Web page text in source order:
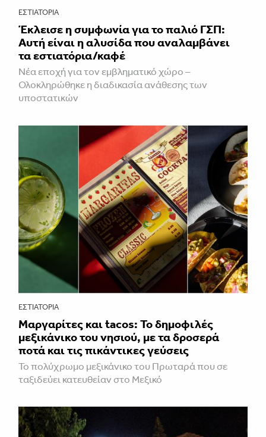
ΕΣΤΙΑΤΌΡΙΑ
Έκλεισε η συμφωνία για το παλιό ΓΣΠ:
Αυτή είναι η αλυσίδα που αναλαμβάνει
τα εστιατόρια/καφέ
Νέα εποχή για τον εμβληματικό χώρο –
Ολοκληρώθηκε η διαδικασία ανάθεσης των
υποστατικών
ΕΣΤΙΑΤΌΡΙΑ
Μαργαρίτες και tacos: Το δημοφιλές
μεξικάνικο του νησιού, με τα δροσερά
ποτά και τις πικάντικες γεύσεις
Το πολύχρωμο μεξικάνικο του Πρωταρά που σε
ταξιδεύει κατευθείαν στο Μεξικό